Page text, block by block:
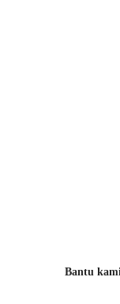
Bantu